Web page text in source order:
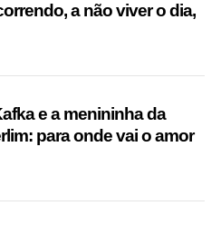
a não viver o dia,
e a menininha da
para onde vai o amor